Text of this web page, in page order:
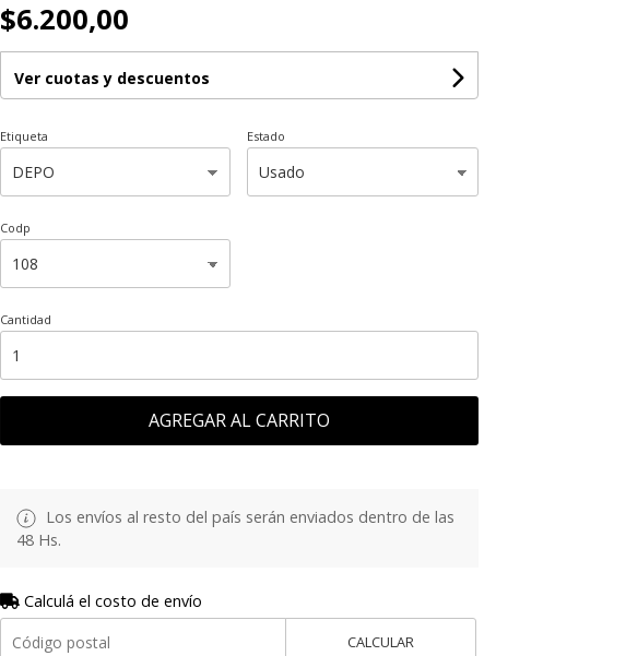
$6.200,00
Ver cuotas y descuentos
Etiqueta Estado
Codp
Cantidad
AGREGAR AL CARRITO
Los envíos al resto del país serán enviados dentro de las
48 Hs.
Calculá el costo de envío
CALCULAR